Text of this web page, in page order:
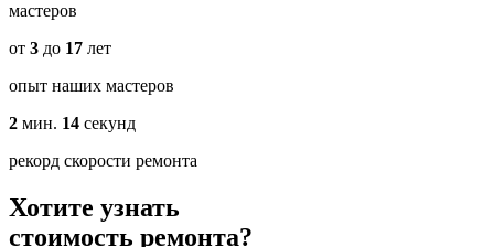
мастеров
от 3 до 17 лет
опыт наших мастеров
2 мин. 14 секунд
рекорд скорости ремонта
Хотите узнать
стоимость ремонта?